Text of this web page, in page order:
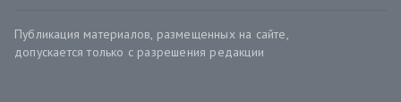
Публикация материалов, размещенных на сайте,
допускается только с разрешения редакции